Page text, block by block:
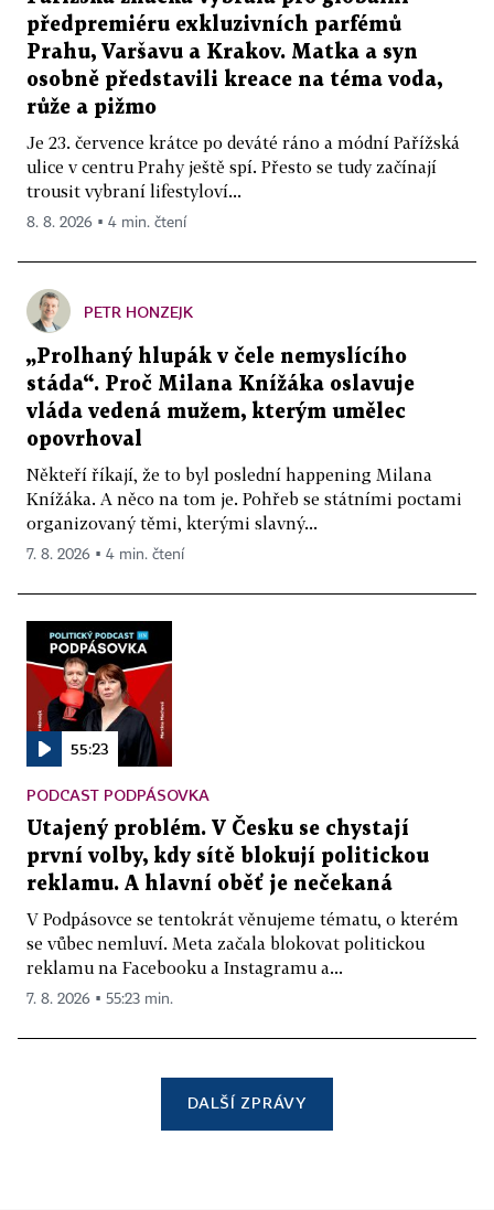
předpremiéru exkluzivních parfémů
Prahu, Varšavu a Krakov. Matka a syn
osobně představili kreace na téma voda,
růže a pižmo
Je 23. července krátce po deváté ráno a módní Pařížská
ulice v centru Prahy ještě spí. Přesto se tudy začínají
trousit vybraní lifestyloví...
8. 8. 2026 ▪ 4 min. čtení
PETR HONZEJK
„Prolhaný hlupák v čele nemyslícího
stáda“. Proč Milana Knížáka oslavuje
vláda vedená mužem, kterým umělec
opovrhoval
Někteří říkají, že to byl poslední happening Milana
Knížáka. A něco na tom je. Pohřeb se státními poctami
organizovaný těmi, kterými slavný...
7. 8. 2026 ▪ 4 min. čtení
55:23
PODCAST PODPÁSOVKA
Utajený problém. V Česku se chystají
první volby, kdy sítě blokují politickou
reklamu. A hlavní oběť je nečekaná
V Podpásovce se tentokrát věnujeme tématu, o kterém
se vůbec nemluví. Meta začala blokovat politickou
reklamu na Facebooku a Instagramu a...
7. 8. 2026 ▪ 55:23 min.
DALŠÍ ZPRÁVY